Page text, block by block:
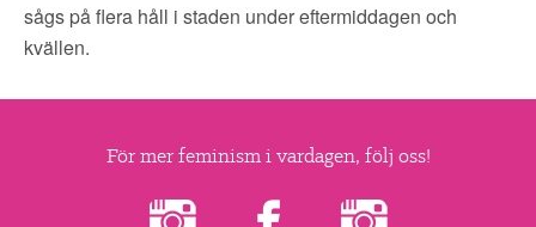
sågs på flera håll i staden under eftermiddagen och
kvällen.
För mer feminism i vardagen, följ oss!